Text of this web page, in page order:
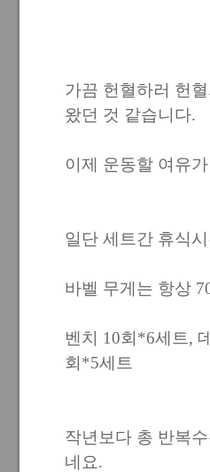
가끔 헌혈하러 헌
왔던 것 같습니다.
이제 운동할 여유
일단 세트간 휴식
바벨 무게는 항상
벤치 10회*6세트,
회*5세트
작년보다 총 반복
네요.